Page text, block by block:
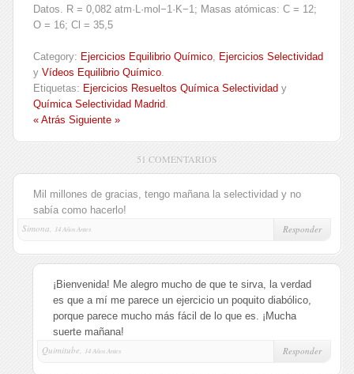
Datos. R = 0,082 atm·L·mol−1·K−1; Masas atómicas: C = 12;
O = 16; Cl = 35,5
Category: Ejercicios Equilibrio Químico, Ejercicios Selectividad
y Vídeos Equilibrio Químico.
Etiquetas: Ejercicios Resueltos Química Selectividad y
Química Selectividad Madrid.
« Atrás Siguiente »
51 COMENTARIOS
Mil millones de gracias, tengo mañana la selectividad y no
sabía como hacerlo!
Simona,
14 Años Antes Responder
¡Bienvenida! Me alegro mucho de que te sirva, la verdad
es que a mí me parece un ejercicio un poquito diabólico,
porque parece mucho más fácil de lo que es. ¡Mucha
suerte mañana!
Quimitube,
14 Años Antes Responder